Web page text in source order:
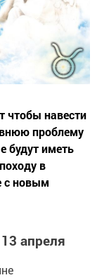
чтобы навести
проблему
будут иметь
в
с новым
апреля